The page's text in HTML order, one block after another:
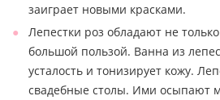
заиграет новыми красками.
Лепестки роз обладают не
большой пользой. Ванна из
усталость и тонизирует кожу.
свадебные столы. Ими осыпают